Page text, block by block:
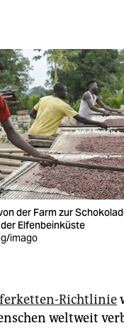
der Farm zur
Elfenbeinküste
imago
Richtlinie
weltweit